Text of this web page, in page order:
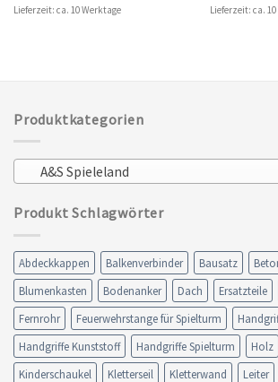
Lieferzeit: ca. 10 Werktage
Lieferzeit: ca.
Produktkategorien
A&S Spieleland
Produkt Schlagwörter
Abdeckkappen Balkenverbinder Bausatz
Blumenkasten
Bodenanker Dach Ersatzteile
Fernrohr
Feuerwehrstange für Spielturm
Handgriffe Kunststoff
Handgriffe Spielturm Holz
Kinderschaukel
Kletterseil Kletterwand Leiter